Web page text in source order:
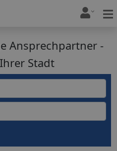
Ansprechpartner -
Stadt